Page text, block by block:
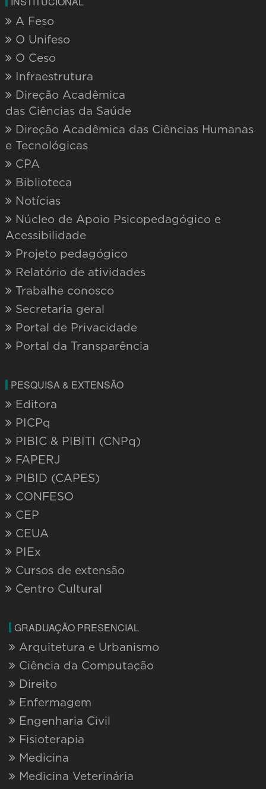
A Feso
O Unifeso
O Ceso
Infraestrutura
Direção Acadêmica
das Ciências da Saúde
Direção Acadêmica das Ciências Humanas
e Tecnológicas
CPA
Biblioteca
Notícias
Núcleo de Apoio Psicopedagógico e
Acessibilidade
Projeto pedagógico
Relatório de atividades
Trabalhe conosco
Secretaria geral
Portal de Privacidade
Portal da Transparência
PESQUISA & EXTENSÃO
Editora
PICPq
PIBIC & PIBITI (CNPq)
FAPERJ
PIBID (CAPES)
CONFESO
CEP
CEUA
PIEx
Cursos de extensão
Centro Cultural
GRADUAÇÃO PRESENCIAL
Arquitetura e Urbanismo
Ciência da Computação
Direito
Enfermagem
Engenharia Civil
Fisioterapia
Medicina
Medicina Veterinária